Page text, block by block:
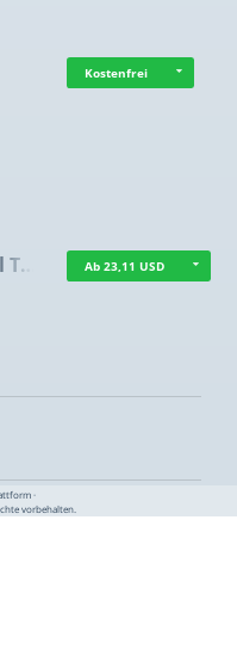
Kostenfrei
Ab 23,11 USD
·
vorbehalten.